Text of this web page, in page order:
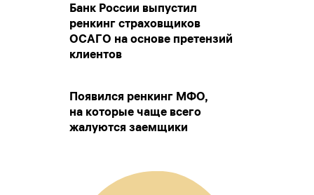
Банк России выпустил
ренкинг страховщиков
ОСАГО на основе претензий
клиентов
Появился ренкинг МФО,
на которые чаще всего
жалуются заемщики